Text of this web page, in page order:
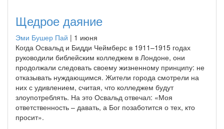
Щедрое даяние
Эми Бушер Пай | 1 июня
Когда Освальд и Бидди Чеймберс в 1911–1915 годах
руководили библейским колледжем в Лондоне, они
продолжали следовать своему жизненному принципу: не
отказывать нуждающимся. Жители города смотрели на
них с удивлением, считая, что колледжем будут
злоупотреблять. На это Освальд отвечал: «Моя
ответственность – давать, а Бог позаботится о тех, кто
просит».